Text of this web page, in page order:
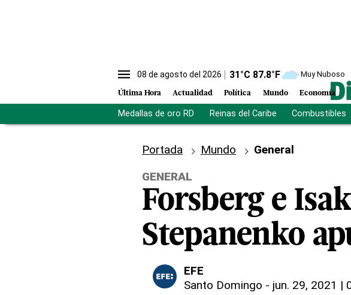
08 de agosto del 2026 31°C 87.8°F Muy Nuboso
Última Hora Actualidad Política Mundo Economía
Medallas de oro RD Reinas del Caribe Combustibles
Portada Mundo
General
GENERAL
Forsberg e
Stepanenko
EFE
Santo Domingo - jun. 29, 2021 |